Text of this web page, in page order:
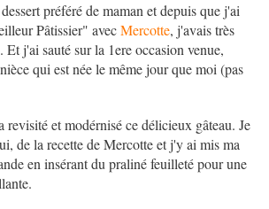
préféré de maman et depuis que j'ai
Pâtissier" avecMercotte, j'avais très
j'ai sauté sur la 1ere occasion venue,
qui est née le même jour que moi (pas
revisité et modérnisé ce délicieux gâteau. Je
de la recette de Mercotte et j'y ai mis ma
en insérant du praliné feuilleté pour une